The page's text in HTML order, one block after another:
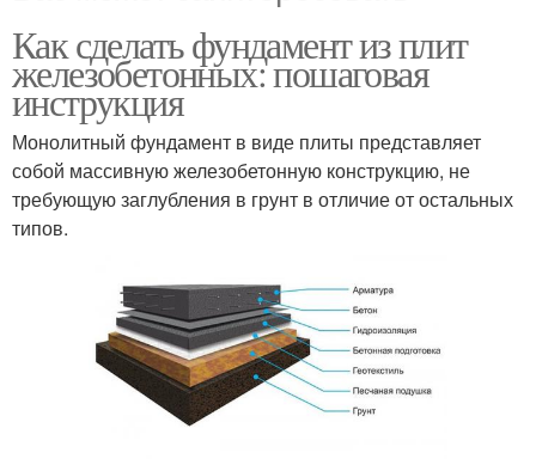
Как сделать фундамент из плит
железобетонных: пошаговая
инструкция
Монолитный фундамент в виде плиты представляет
собой массивную железобетонную конструкцию, не
требующую заглубления в грунт в отличие от остальных
типов.